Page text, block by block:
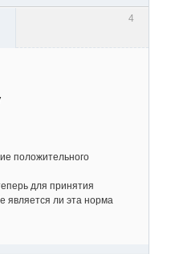
4
положительного
для принятия
является ли эта норма